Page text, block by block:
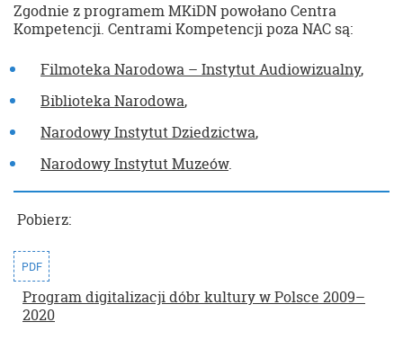
Zgodnie z programem MKiDN powołano Centra
Kompetencji. Centrami Kompetencji poza NAC są:
Filmoteka Narodowa – Instytut Audiowizualny,
Biblioteka Narodowa,
Narodowy Instytut Dziedzictwa,
Narodowy Instytut Muzeów.
Pobierz:
PDF
Program digitalizacji dóbr kultury w Polsce 2009–
2020